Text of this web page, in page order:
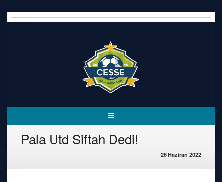
Skip
to
Pala Utd Siftah Dedi!
26 Haziran 2022